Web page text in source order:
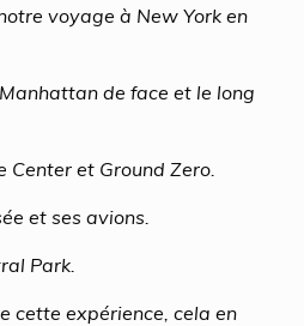
voyage à New York en
de face et le long
Center et Ground Zero.
et ses avions.
Park.
cette expérience, cela en